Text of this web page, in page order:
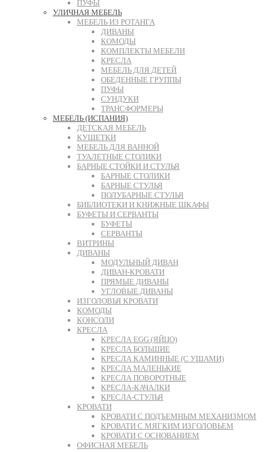
ПУФЫ
УЛИЧНАЯ МЕБЕЛЬ
МЕБЕЛЬ ИЗ РОТАНГА
ДИВАНЫ
КОМОДЫ
КОМПЛЕКТЫ МЕБЕЛИ
КРЕСЛА
МЕБЕЛЬ ДЛЯ ДЕТЕЙ
ОБЕДЕННЫЕ ГРУППЫ
ПУФЫ
СУНДУКИ
ТРАНСФОРМЕРЫ
МЕБЕЛЬ (ИСПАНИЯ)
ДЕТСКАЯ МЕБЕЛЬ
КУШЕТКИ
МЕБЕЛЬ ДЛЯ ВАННОЙ
ТУАЛЕТНЫЕ СТОЛИКИ
БАРНЫЕ СТОЙКИ И СТУЛЬЯ
БАРНЫЕ СТОЛИКИ
БАРНЫЕ СТУЛЬЯ
ПОЛУБАРНЫЕ СТУЛЬЯ
БИБЛИОТЕКИ И КНИЖНЫЕ ШКАФЫ
БУФЕТЫ И СЕРВАНТЫ
БУФЕТЫ
СЕРВАНТЫ
ВИТРИНЫ
ДИВАНЫ
МОДУЛЬНЫЙ ДИВАН
ДИВАН-КРОВАТИ
ПРЯМЫЕ ДИВАНЫ
УГЛОВЫЕ ДИВАНЫ
ИЗГОЛОВЬЯ КРОВАТИ
КОМОДЫ
КОНСОЛИ
КРЕСЛА
КРЕСЛА EGG (ЯЙЦО)
КРЕСЛА БОЛЬШИЕ
КРЕСЛА КАМИННЫЕ (С УШАМИ)
КРЕСЛА МАЛЕНЬКИЕ
КРЕСЛА ПОВОРОТНЫЕ
КРЕСЛА-КАЧАЛКИ
КРЕСЛА-СТУЛЬЯ
КРОВАТИ
КРОВАТИ С ПОДЪЕМНЫМ МЕХАНИЗМОМ
КРОВАТИ С МЯГКИМ ИЗГОЛОВЬЕМ
КРОВАТИ С ОСНОВАНИЕМ
ОФИСНАЯ МЕБЕЛЬ